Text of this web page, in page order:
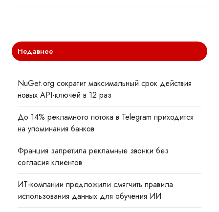
Недавнее
NuGet.org сократит максимальный срок действия
новых API-ключей в 12 раз
До 14% рекламного потока в Telegram приходится
на упоминания банков
Франция запретила рекламные звонки без
согласия клиентов
ИТ-компании предложили смягчить правила
использования данных для обучения ИИ